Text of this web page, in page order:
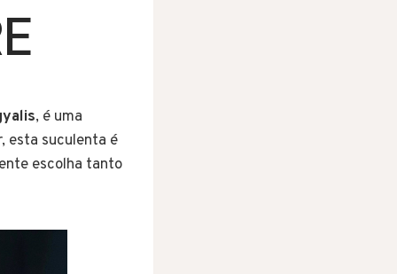
, é uma
esta suculenta é
escolha tanto